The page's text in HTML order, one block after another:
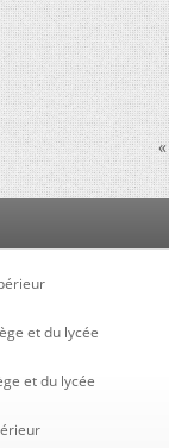
«
et du lycée
et du lycée